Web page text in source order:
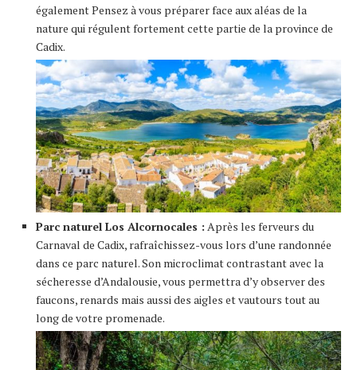
également Pensez à vous préparer face aux aléas de la
nature qui régulent fortement cette partie de la province de
Cadix.
Parc naturel Los Alcornocales : Après les ferveurs du
Carnaval de Cadix, rafraîchissez-vous lors d’une randonnée
dans ce parc naturel. Son microclimat contrastant avec la
sécheresse d’Andalousie, vous permettra d’y observer des
faucons, renards mais aussi des aigles et vautours tout au
long de votre promenade.